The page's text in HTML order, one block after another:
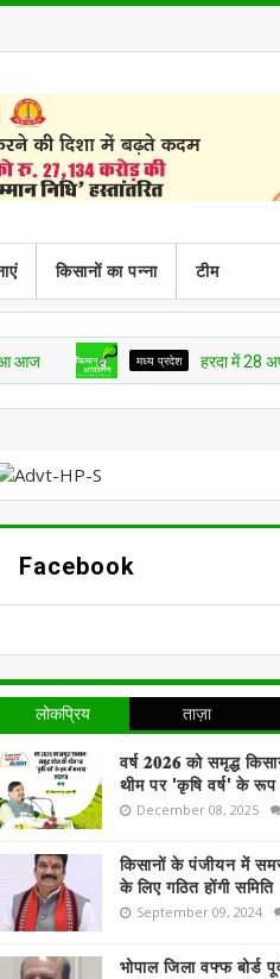
किसानों का पन्ना टीम
मध्य प्रदेश हरदा में 28 अप्रैल से
Facebook
लोकप्रिय ताज़ा
वर्ष 𝟐𝟎𝟐𝟔 को समृद्ध
थीम पर 'कृषि वर्ष' के रूप
December 08, 2025
किसानों के पंजीयन में
के लिए गठित होंगी समिति
September 09, 2024
भोपाल जिला वफ्फ बोर्ड